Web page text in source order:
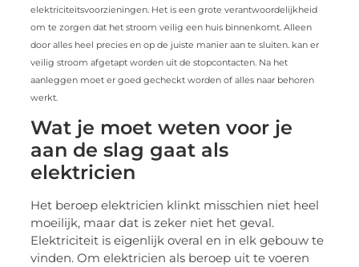
elektriciteitsvoorzieningen. Het is een grote verantwoordelijkheid
om te zorgen dat het stroom veilig een huis binnenkomt. Alleen
door alles heel precies en op de juiste manier aan te sluiten. kan er
veilig stroom afgetapt worden uit de stopcontacten. Na het
aanleggen moet er goed gecheckt worden of alles naar behoren
werkt.
Wat je moet weten voor je
aan de slag gaat als
elektricien
Het beroep elektricien klinkt misschien niet heel
moeilijk, maar dat is zeker niet het geval.
Elektriciteit is eigenlijk overal en in elk gebouw te
vinden. Om elektricien als beroep uit te voeren